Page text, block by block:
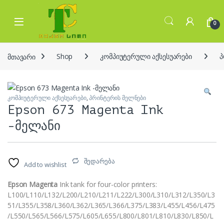
Skip to navigation
Skip to content
Open 0
მთავარი Shop კომპიუტერული აქსესუარები
კომპიუტერული აქსესუარები,პრინტერის მელნები
Epson 673 Magenta Ink
-მელანი
Add to wishlist შედარება
Epson Magenta Ink tank for four-color printers:
L100/L110/L132/L200/L210/L211/L222/L300/L310/L312/L350/L3
51/L355/L358/L360/L362/L365/L366/L375/L383/L455/L456/L475
/L550/L565/L566/L575/L605/L655/L800/L801/L810/L830/L850/L